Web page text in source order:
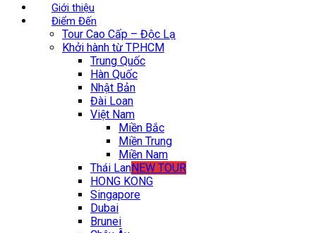
Giới thiệu
Điểm Đến
Tour Cao Cấp – Độc Lạ
Khởi hành từ TP.HCM
Trung Quốc
Hàn Quốc
Nhật Bản
Đài Loan
Việt Nam
Miền Bắc
Miền Trung
Miền Nam
Thái LanNEW TOUR
HONG KONG
Singapore
Dubai
Brunei